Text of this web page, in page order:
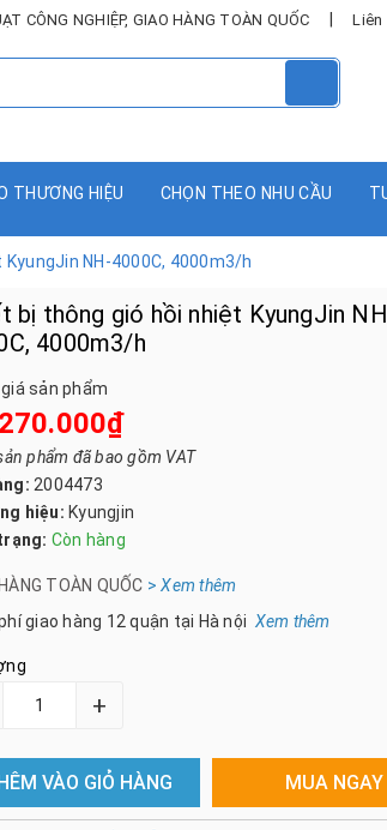
CÔNG NGHIỆP, GIAO HÀNG TOÀN QUỐC Liên
THƯƠNG HIỆU CHỌN THEO NHU CẦU
NH-4000C, 4000m3/h
bị thông gió hồi nhiệt KyungJin
4000m3/h
sản phẩm
phẩm đã bao gồm VAT
2004473
hiệu: Kyungjin
Còn hàng
TOÀN QUỐC > Xem thêm
giao hàng 12 quận tại Hà nội Xem thêm
+
VÀO GIỎ HÀNG MUA NGAY